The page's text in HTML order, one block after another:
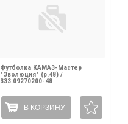
Футболка КАМАЗ-Мастер
"Эволюция" (р.48) /
333.09270200-48
В КОРЗИНУ